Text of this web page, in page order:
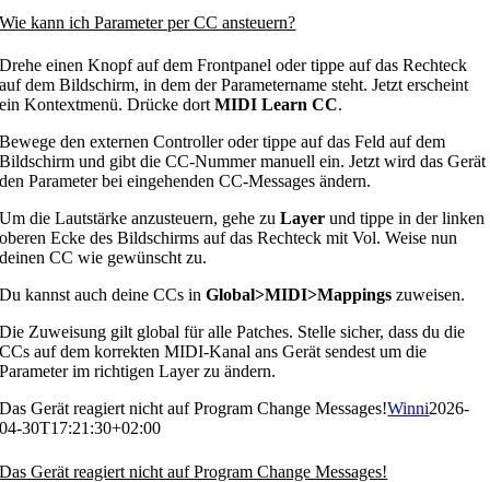
Wie kann ich Parameter per CC ansteuern?
Drehe einen Knopf auf dem Frontpanel oder tippe auf das Rechteck
auf dem Bildschirm, in dem der Parametername steht. Jetzt erscheint
ein Kontextmenü. Drücke dortMIDI Learn CC.
Bewege den externen Controller oder tippe auf das Feld auf dem
Bildschirm und gibt die CC-Nummer manuell ein. Jetzt wird das Gerät
den Parameter bei eingehenden CC-Messages ändern.
Um die Lautstärke anzusteuern, gehe zuLayer und tippe in der linken
oberen Ecke des Bildschirms auf das Rechteck mit Vol. Weise nun
deinen CC wie gewünscht zu.
Du kannst auch deine CCs in Global>MIDI>Mappings zuweisen.
Die Zuweisung gilt global für alle Patches. Stelle sicher, dass du die
CCs auf dem korrekten MIDI-Kanal ans Gerät sendest um die
Parameter im richtigen Layer zu ändern.
Das Gerät reagiert nicht auf Program Change Messages!Winni2026-
04-30T17:21:30+02:00
Das Gerät reagiert nicht auf Program Change Messages!